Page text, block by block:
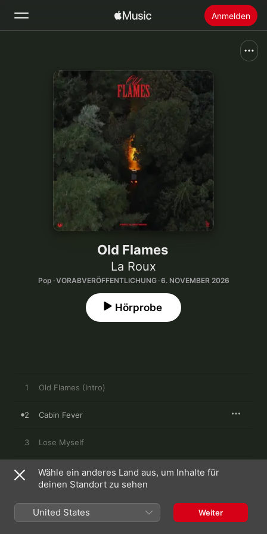
Anmelden
Startseite
Apple Music installieren
Old Flames
La Roux
Pop · VORABVERÖFFENTLICHUNG · 6. NOVEMBER 2026
Hörprobe
1 Old Flames (Intro)
2 Cabin Fever
3 Lose Myself
4 Falling
6 Your Lover
Wähle ein anderes Land aus, um Inhalte für
deinen Standort zu sehen
United States Weiter